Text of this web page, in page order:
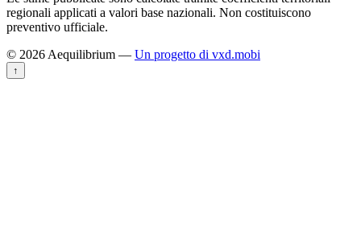
regionali applicati a valori base nazionali. Non costituiscono
preventivo ufficiale.
© 2026 Aequilibrium — Un progetto di vxd.mobi
↑